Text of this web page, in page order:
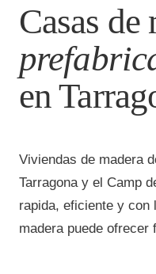
Casas de
en
Viviendas de madera
Tarragona y el Camp
rapida, eficiente y con
madera puede ofrecer